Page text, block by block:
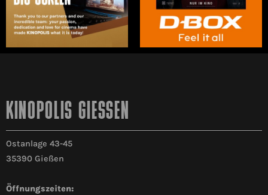
KINOPOLIS GIESSEN
Ostanlage 43-45
35390 Gießen
Öffnungszeiten: